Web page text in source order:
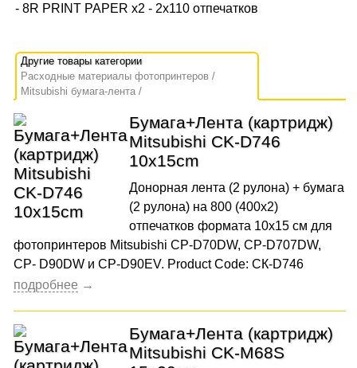
- 8R PRINT PAPER x2 - 2х110 отпечатков
Расходные материалы фотопринтеров
Mitsubishi бумага-лента
Бумага+Лента (картридж)
Mitsubishi CK-D746
10x15cm
Донорная лента (2 рулона) + бумага
(2 рулона) на 800 (400x2)
отпечатков формата 10x15 см для
фотопринтеров Mitsubishi CP-D70DW, CP-D707DW,
CP- D90DW и CP-D90EV. Product Code: СК-D746
Бумага+Лента (картридж)
Mitsubishi CK-M68S